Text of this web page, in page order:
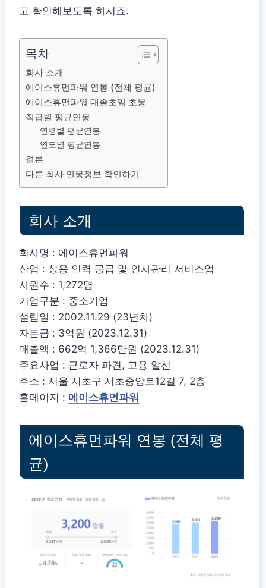
고 확인해보도록 하시죠.
목차
회사 소개
에이스휴먼파워 연봉 (전체 평균)
에이스휴먼파워 대졸초임 초봉
직급별 평균연봉
연령별 평균연봉
연도별 평균연봉
결론
다른 회사 연봉정보 확인하기
회사 소개
회사명 : 에이스휴먼파워
산업 : 상용 인력 공급 및 인사관리 서비스업
사원수 : 1,272명
기업구분 : 중소기업
설립일 : 2002.11.29 (23년차)
자본금 : 3억원 (2023.12.31)
매출액 : 662억 1,366만원 (2023.12.31)
주요사업 : 근로자 파견, 고용 알선
주소 : 서울 서초구 서초중앙로12길 7, 2층
홈페이지 : 에이스휴먼파워
에이스휴먼파워 연봉 (전체 평
균)